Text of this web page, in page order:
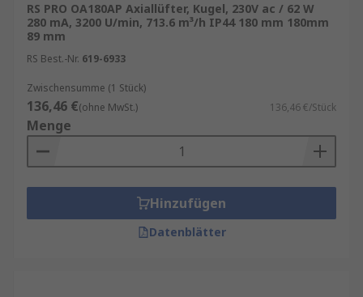
RS PRO OA180AP Axiallüfter, Kugel, 230V ac / 62 W
280 mA, 3200 U/min, 713.6 m³/h IP44 180 mm 180mm
89 mm
RS Best.-Nr. 619-6933
Zwischensumme (1 Stück)
136,46 €(ohne MwSt.) 136,46 €/Stück
Menge
Hinzufügen
Datenblätter